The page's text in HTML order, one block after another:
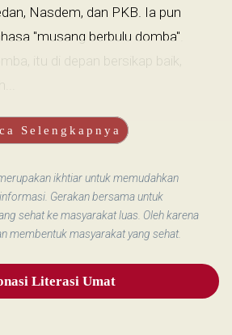
Nasdem, dan PKB. Ia pun
"musang berbulu domba".
itu di depan bersikap baik,
Selengkapnya
ikhtiar untuk memudahkan
Gerakan bersama untuk
sehat ke masyarakat luas. Oleh karena
membentuk masyarakat yang sehat.
Literasi Umat